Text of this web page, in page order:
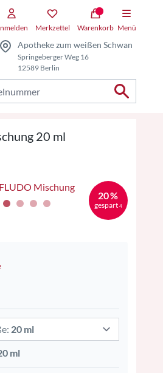
Merkzettel Warenkorb Menü
Apotheke zum weißen Schwan
Springeberger Weg 16
12589 Berlin
20 ml
20 %
gespart 4
20 ml
ml